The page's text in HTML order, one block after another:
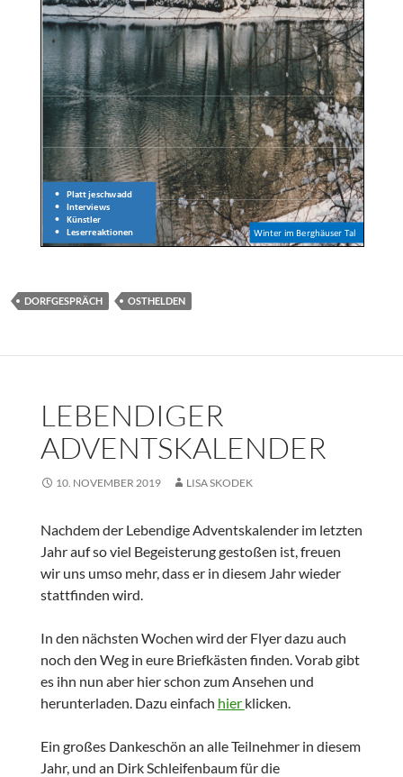
DORFGESPRÄCH OSTHELDEN
LEBENDIGER
ADVENTSKALENDER
10. NOVEMBER 2019 LISA SKODEK
Nachdem der Lebendige Adventskalender im letzten
Jahr auf so viel Begeisterung gestoßen ist, freuen
wir uns umso mehr, dass er in diesem Jahr wieder
stattfinden wird.
In den nächsten Wochen wird der Flyer dazu auch
noch den Weg in eure Briefkästen finden. Vorab gibt
es ihn nun aber hier schon zum Ansehen und
herunterladen. Dazu einfach hier klicken.
Ein großes Dankeschön an alle Teilnehmer in diesem
Jahr, und an Dirk Schleifenbaum für die